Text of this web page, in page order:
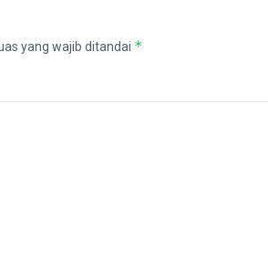
yang wajib ditandai *